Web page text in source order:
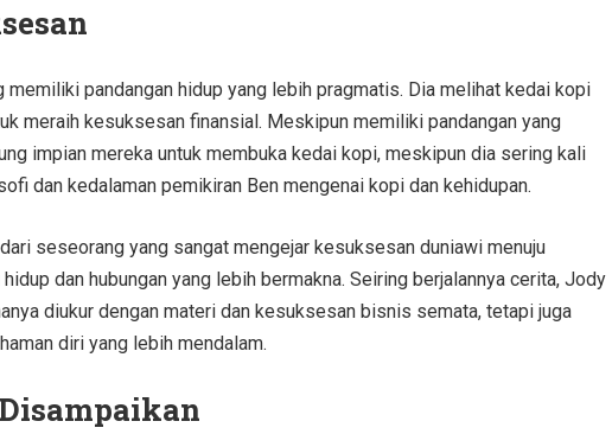
pandangan hidup yang lebih pragmatis. Dia melihat kedai kopi
meraih kesuksesan finansial. Meskipun memiliki pandangan yang
impian mereka untuk membuka kedai kopi, meskipun dia sering kali
dan kedalaman pemikiran Ben mengenai kopi dan kehidupan.
seseorang yang sangat mengejar kesuksesan duniawi menuju
dan hubungan yang lebih bermakna. Seiring berjalannya cerita, Jody
diukur dengan materi dan kesuksesan bisnis semata, tetapi juga
diri yang lebih mendalam.